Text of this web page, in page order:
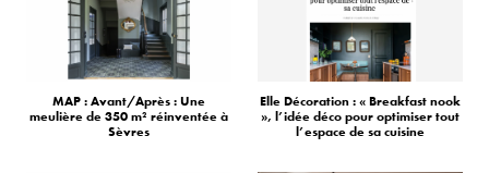
MAP : Avant/Après : Une
meulière de 350 m² réinventée à
Sèvres
Elle Décoration : « Breakfast nook
», l’idée déco pour optimiser tout
l’espace de sa cuisine